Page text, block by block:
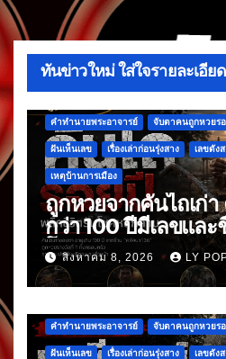
ทันข่าวใหม่ ใส่ใจรายละเอี
คำทำนายพระอาจารย์ จับตาคนถูกหวยร
ฝันเห็นเลข เรื่องเล่าก่อนรุ่งสาง เลขดัง
เหตุบ้านการเมือง
ถูกหวยจากคันไถเก่า
กว่า 100 ปีมีเลขแล
โชคสิงหาคม 8, 2026 LY
คำทำนายพระอาจารย์ จับตาคนถูกหวยร
ฝันเห็นเลข เรื่องเล่าก่อนรุ่งสาง เลขดัง